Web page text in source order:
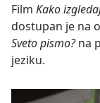
Film Kako
dostupan je na
Sveto pismo?na
jeziku.